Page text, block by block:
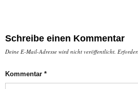
Schreibe einen Kommentar
Deine E-Mail-Adresse wird nicht veröffentlicht.
Kommentar *